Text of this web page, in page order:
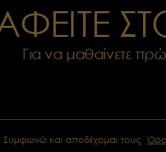
Για να μαθαίνετε
Συμφωνώ και αποδέχομαι τους